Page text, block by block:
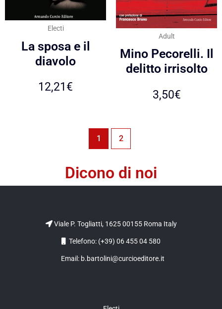
Electi
La sposa e il
diavolo
12,21 €
Adult
Mino Pecorelli. Il
delitto irrisolto
3,50€
1 2
Dicono di noi
Viale P. Togliatti, 1625 00155 Roma Italy
Telefono: (+39) 06 455 04 580
Email: b.bartolini@curcioeditore.it